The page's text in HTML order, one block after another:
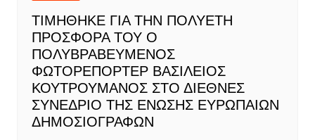
ΤΙΜΗΘΗΚΕ ΓΙΑ ΤΗΝ ΠΟΛΥΕΤΗ
ΠΡΟΣΦΟΡΑ ΤΟΥ Ο
ΠΟΛΥΒΡΑΒΕΥΜΕΝΟΣ
ΦΩΤΟΡΕΠΟΡΤΕΡ ΒΑΣΙΛΕΙΟΣ
ΚΟΥΤΡΟΥΜΑΝΟΣ ΣΤΟ ΔΙΕΘΝΕΣ
ΣΥΝΕΔΡΙΟ ΤΗΣ ΕΝΩΣΗΣ ΕΥΡΩΠΑΙΩΝ
ΔΗΜΟΣΙΟΓΡΑΦΩΝ